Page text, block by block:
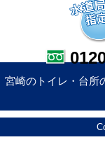
宮崎のトイレ・台所